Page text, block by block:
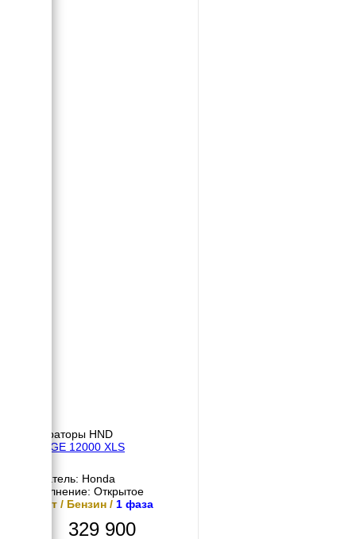
Генераторы HND
HND GE 12000 XLS
Двигатель: Honda
Исполнение: Открытое
11 кВт / Бензин / 1 фаза
329 900